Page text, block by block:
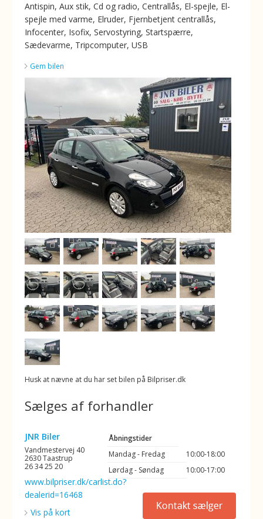
Antispin, Aux stik, Cd og radio, Centrallås, El-spejle, El-
spejle med varme, Elruder, Fjernbetjent centrallås,
Infocenter, Isofix, Servostyring, Startspærre,
Sædevarme, Tripcomputer, USB
Gem bilen
Husk at nævne at du har set bilen på Bilpriser.dk
Sælges af forhandler
JNR Biler
Vandmestervej 40
2630 Taastrup
26 34 25 20
www.bilpriser.dk/carlist.do?
dealerid=16468
Vis på kort
Åbningstider
Mandag - Fredag
10:00-18:00
Lørdag - Søndag
10:00-17:00